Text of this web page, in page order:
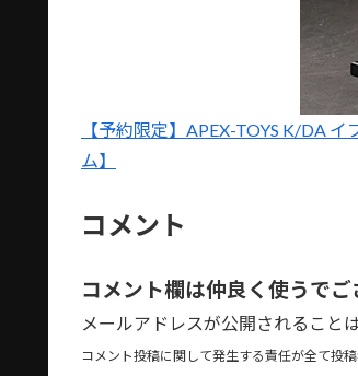
【予約限定】APEX-TOYS K/DA
ム】
コメント
コメント欄は仲良く使うでご
メールアドレスが公開されること
コメント投稿に関して発生する責任が全て投